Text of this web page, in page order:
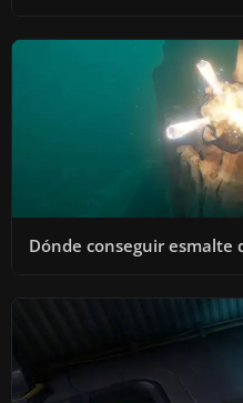
Dónde conseguir esmalte